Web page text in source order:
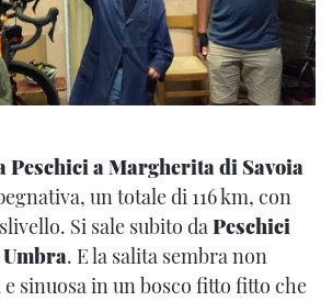
Peschici a Margherita di Savoia
un totale di 116 km, con
Si sale subito daPeschici
. E la salita sembra non
sinuosa in un bosco fitto fitto che